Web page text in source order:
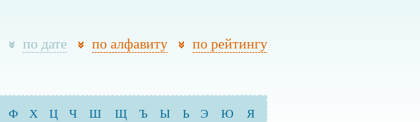
по дате по алфавиту по рейтингу
Ф Х Ц Ч Ш Щ Ъ Ы Ь Э Ю Я